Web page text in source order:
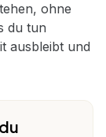
ohne
du tun
ausbleibt und